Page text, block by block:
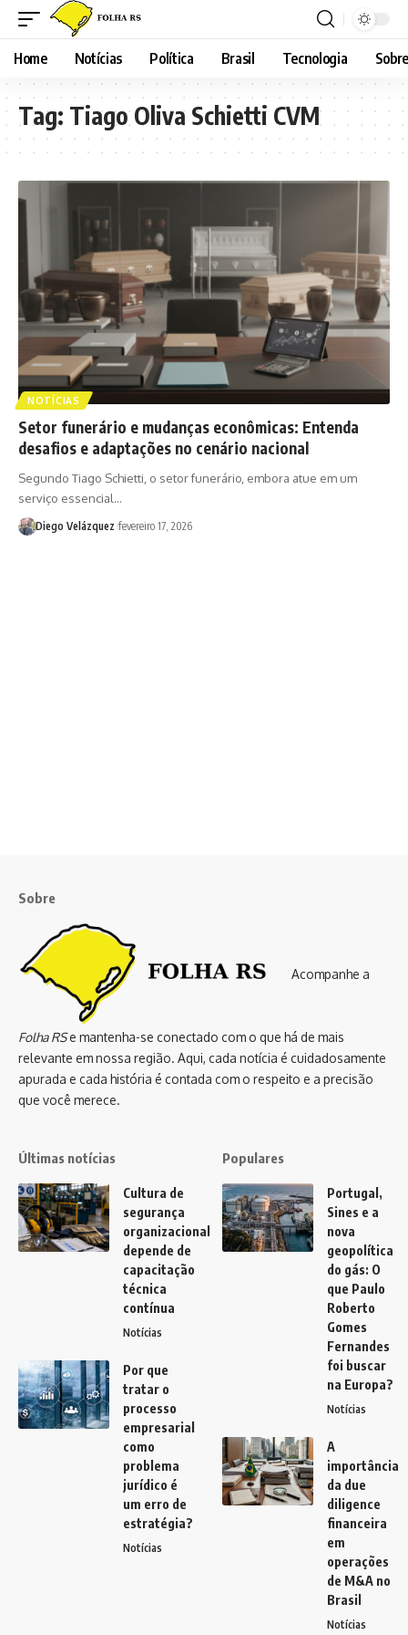
Home Notícias Política Brasil Tecnologia
Tag: Tiago Oliva Schietti CVM
NOTÍCIAS
Setor funerário e mudanças econômicas: Entenda
desafios e adaptações no cenário nacional
Segundo Tiago Schietti, o setor funerário, embora atue em um
serviço essencial…
Diego Velázquez fevereiro 17, 2026
Sobre
Acompanhe a
Folha RSe mantenha-se conectado com o que há de mais
relevante em nossa região. Aqui, cada notícia é cuidadosamente
apurada e cada história é contada com o respeito e a precisão
que você merece.
Últimas notícias
Cultura de
segurança
organizacional
depende de
capacitação
técnica
contínua
Notícias
Por que
tratar o
processo
empresarial
como
problema
jurídico é
um erro de
estratégia?
Notícias
Populares
Portugal,
Sines e a
nova
geopolítica
do gás: O
que Paulo
Roberto
Gomes
Fernandes
foi buscar
na Europa?
Notícias
A
importância
da due
diligence
financeira
em
operações
de M&A no
Brasil
Notícias